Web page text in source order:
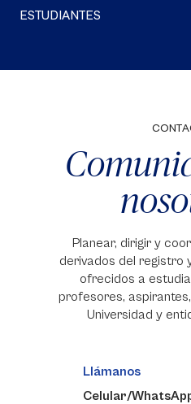
ESTUDIANTES
Planear, dirigir y
derivados del registro
ofrecidos a
profesores,
Universidad y
Llámanos
Celular/